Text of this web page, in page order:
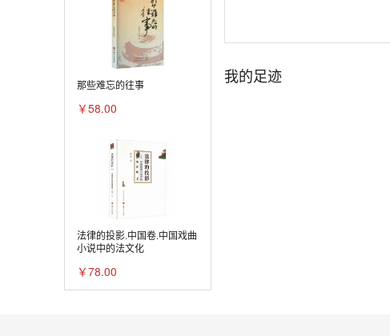
那些难忘的往事
￥58.00
法律的投影.中国卷.中国戏曲
小说中的法文化
￥78.00
我的足迹